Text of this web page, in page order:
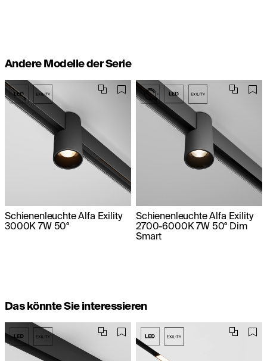
Andere Modelle der Serie
Schienenleuchte Alfa Exility
3000K 7W 50°
Schienenleuchte Alfa Exility
2700-6000K 7W 50° Dim
Smart
Das könnte Sie interessieren